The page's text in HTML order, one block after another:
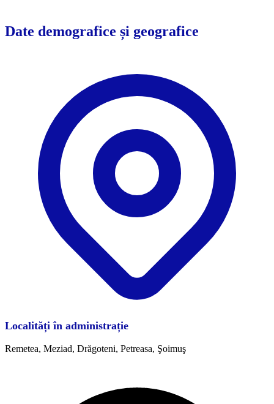
Date demografice și geografice
Localități în administrație
Remetea, Meziad, Drăgoteni, Petreasa, Şoimuş